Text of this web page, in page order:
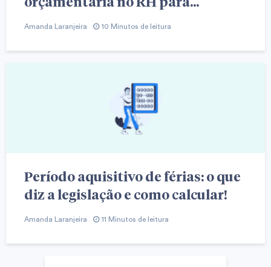
Amanda Laranjeira 10 Minutos de leitura
Período aquisitivo de férias: o que
diz a legislação e como calcular!
Amanda Laranjeira 11 Minutos de leitura